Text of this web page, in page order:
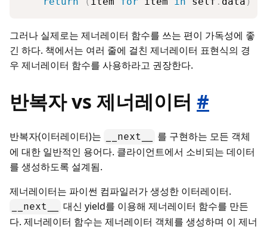
그러나 실제로는 제너레이터 함수를 쓰는 편이 가독성에 좋
긴 하다. 책에서는 여러 줄에 걸친 제너레이터 표현식의 경
우 제너레이터 함수를 사용하라고 권장한다.
반복자 vs 제너레이터 #
반복자(이터레이터)는 __next__
를 구현하는 모든 객체
에 대한 일반적인 용어다. 클라이언트에서 소비되는 데이터
를 생성하도록 설계됨.
제너레이터는 파이썬 컴파일러가 생성한 이터레이터.
__next__
대신 yield를 이용해 제너레이터 함수를 만든
다. 제너레이터 함수는 제너레이터 객체를 생성하며 이 제너